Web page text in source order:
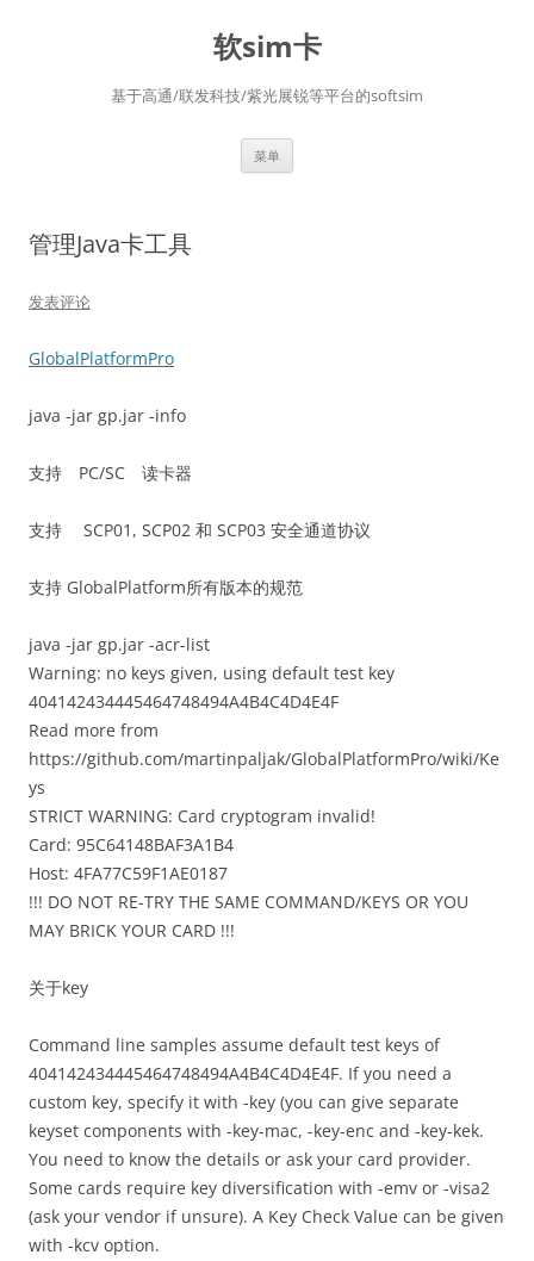
软sim卡
基于高通/联发科技/紫光展锐等平台的softsim
菜单
管理Java卡工具
发表评论
GlobalPlatformPro
java -jar gp.jar -info
支持 PC/SC 读卡器
支持 SCP01, SCP02 和 SCP03 安全通道协议
支持 GlobalPlatform所有版本的规范
java -jar gp.jar -acr-list
Warning: no keys given, using default test key
404142434445464748494A4B4C4D4E4F
Read more from
https://github.com/martinpaljak/GlobalPlatformPro/wiki/Ke
ys
STRICT WARNING: Card cryptogram invalid!
Card: 95C64148BAF3A1B4
Host: 4FA77C59F1AE0187
!!! DO NOT RE-TRY THE SAME COMMAND/KEYS OR YOU
MAY BRICK YOUR CARD !!!
关于key
Command line samples assume default test keys of
404142434445464748494A4B4C4D4E4F. If you need a
custom key, specify it with -key (you can give separate
keyset components with -key-mac, -key-enc and -key-kek.
You need to know the details or ask your card provider.
Some cards require key diversification with -emv or -visa2
(ask your vendor if unsure). A Key Check Value can be given
with -kcv option.